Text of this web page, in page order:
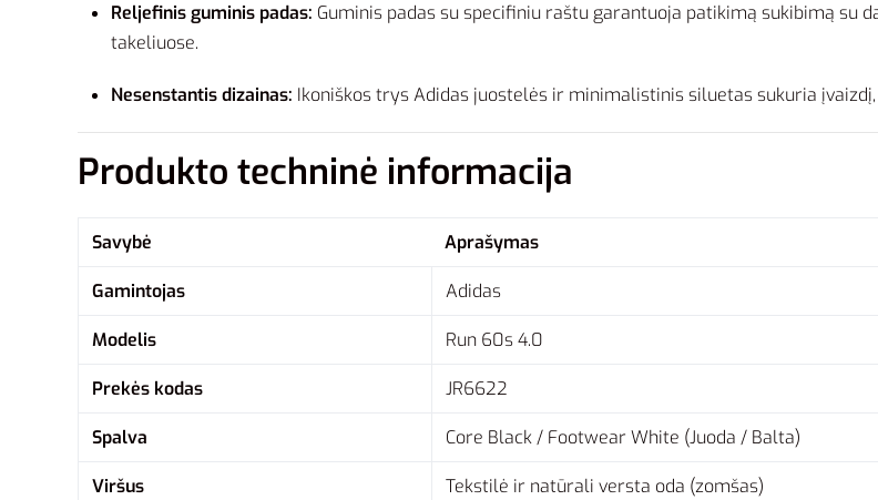
Reljefinis guminis padas: Guminis padas su specifiniu raštu garantuoja patikimą sukibimą
takeliuose.
Nesenstantis dizainas: Ikoniškos trys Adidas juostelės ir minimalistinis siluetas sukuria
Produkto techninė informacija
Savybė Aprašymas
Gamintojas Adidas
Modelis Run 60s 4.0
Prekės kodas JR6622
Spalva Core Black / Footwear White (Juoda / Balta)
Viršus Tekstilė ir natūrali versta oda (zomšas)